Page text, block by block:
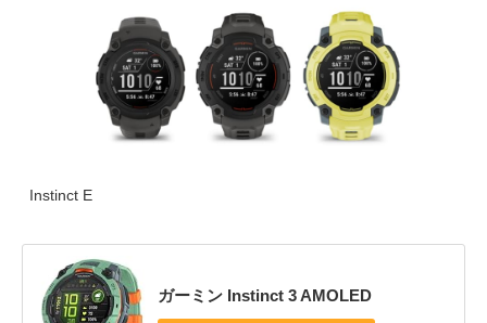
Instinct E
ガーミン Instinct 3 AMOLED